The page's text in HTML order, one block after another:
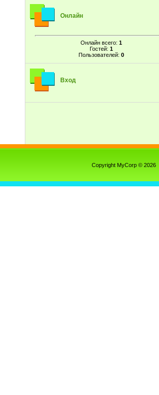
Онлайн
Онлайн всего: 1
Гостей: 1
Пользователей: 0
Вход
Copyright MyCorp © 2026